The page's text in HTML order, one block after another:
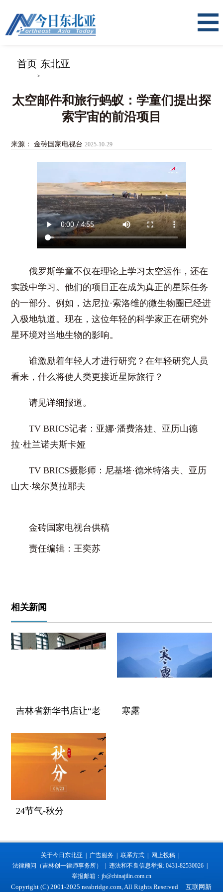
首页
>
东北亚
太空邮件和旅行蚂蚁：学童们提出探
索宇宙的前沿项目
来源： 金砖国家电视台2025-10-29
俄罗斯学童不仅在理论上学习太空运作，还在
实践中学习。他们的项目正在成为真正的星际任务
的一部分。例如，达尼拉·索洛维的微生物圈已经进
入极地轨道。现在，这位年轻的科学家正在研究外
星环境对当地生物的影响。
谁激励着年轻人才进行研究？在年轻研究人员
看来，什么将使人类更接近星际旅行？
请见详细报道。
TV BRICS记者：亚娜·潘费洛娃、亚历山德
拉·杜兰诺夫斯卡娅
TV BRICS摄影师：尼基塔·德米特洛夫、亚历
山大·埃尔莫拉耶夫
金砖国家电视台供稿
责任编辑：王奕苏
相关新闻
吉林省新华书店让“老
字号”焕发新生机观察
寒露
24节气-秋分
关于今日东北亚 | 广告服务 | 联系方式 |
网上投稿 |
法律顾问（吉林创一律师事务所） | 违法和不良信息举报: 0431-82530026 |
举报邮箱：jb@chinajilin.com.cn
Copyright (C) 2001-2025 neabridge.com, All Rights Reserved 互联网新